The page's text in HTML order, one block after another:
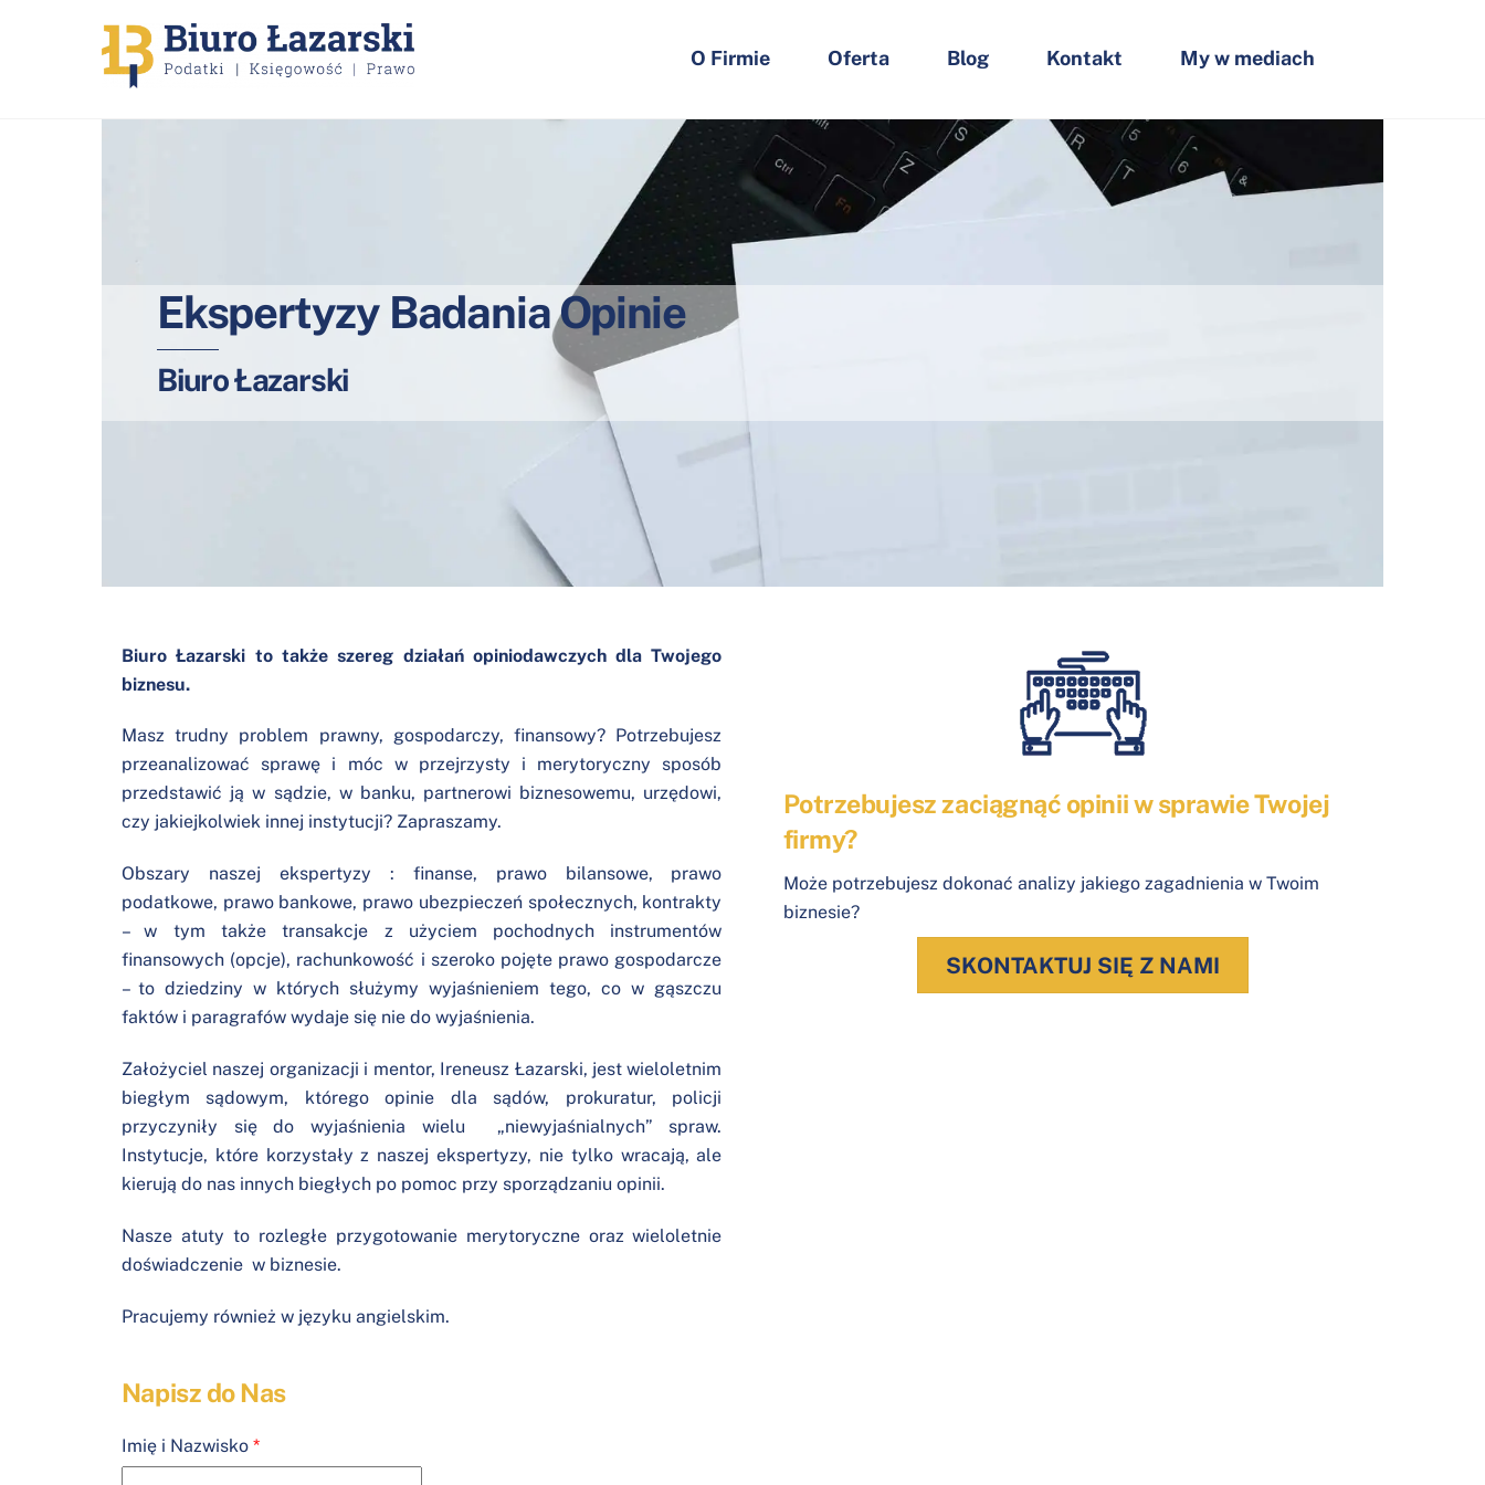
O Firmie Oferta Blog Kontakt My w mediach
Ekspertyzy Badania Opinie
Biuro Łazarski
Biuro Łazarski to także szereg działań opiniodawczych dla Twojego
biznesu.
Masz trudny problem prawny, gospodarczy, finansowy? Potrzebujesz
przeanalizować sprawę i móc w przejrzysty i merytoryczny sposób
przedstawić ją w sądzie, w banku, partnerowi biznesowemu, urzędowi,
czy jakiejkolwiek innej instytucji? Zapraszamy.
Obszary naszej ekspertyzy : finanse, prawo bilansowe, prawo
podatkowe, prawo bankowe, prawo ubezpieczeń społecznych, kontrakty
– w tym także transakcje z użyciem pochodnych instrumentów
finansowych (opcje), rachunkowość i szeroko pojęte prawo gospodarcze
– to dziedziny w których służymy wyjaśnieniem tego, co w gąszczu
faktów i paragrafów wydaje się nie do wyjaśnienia.
Założyciel naszej organizacji i mentor, Ireneusz Łazarski, jest wieloletnim
biegłym sądowym, którego opinie dla sądów, prokuratur, policji
przyczyniły się do wyjaśnienia wielu „niewyjaśnialnych” spraw.
Instytucje, które korzystały z naszej ekspertyzy, nie tylko wracają, ale
kierują do nas innych biegłych po pomoc przy sporządzaniu opinii.
Nasze atuty to rozległe przygotowanie merytoryczne oraz wieloletnie
doświadczenie w biznesie.
Pracujemy również w języku angielskim.
Napisz do Nas
Imię i Nazwisko *
Potrzebujesz zaciągnąć opinii w sprawie Twojej
firmy?
Może potrzebujesz dokonać analizy jakiego zagadnienia w Twoim
biznesie?
SKONTAKTUJ SIĘ Z NAMI